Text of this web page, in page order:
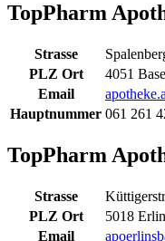
TopPharm
Strasse
PLZ Ort
4051
Email
Hauptnummer 061 261
TopPharm
Strasse
PLZ Ort
5018
Email